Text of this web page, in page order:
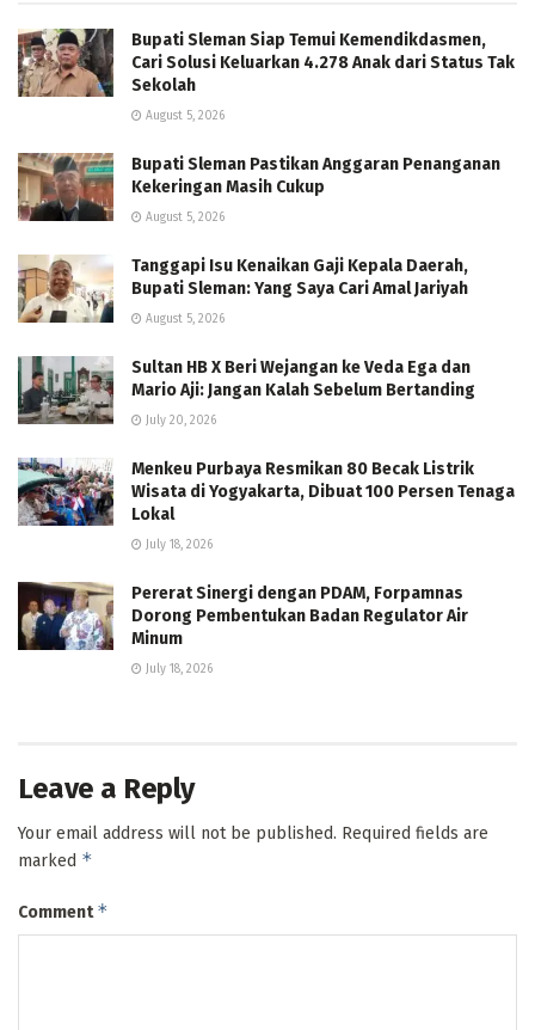
Bupati Sleman Siap Temui Kemendikdasmen,
Cari Solusi Keluarkan 4.278 Anak dari Status Tak
Sekolah
August 5, 2026
Bupati Sleman Pastikan Anggaran Penanganan
Kekeringan Masih Cukup
August 5, 2026
Tanggapi Isu Kenaikan Gaji Kepala Daerah,
Bupati Sleman: Yang Saya Cari Amal Jariyah
August 5, 2026
Sultan HB X Beri Wejangan ke Veda Ega dan
Mario Aji: Jangan Kalah Sebelum Bertanding
July 20, 2026
Menkeu Purbaya Resmikan 80 Becak Listrik
Wisata di Yogyakarta, Dibuat 100 Persen Tenaga
Lokal
July 18, 2026
Pererat Sinergi dengan PDAM, Forpamnas
Dorong Pembentukan Badan Regulator Air
Minum
July 18, 2026
Leave a Reply
Your email address will not be published. Required fields are
marked *
Comment*